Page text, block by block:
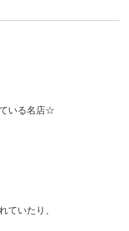
いる名店☆
ていたり、